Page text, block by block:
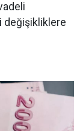
değişikliklere